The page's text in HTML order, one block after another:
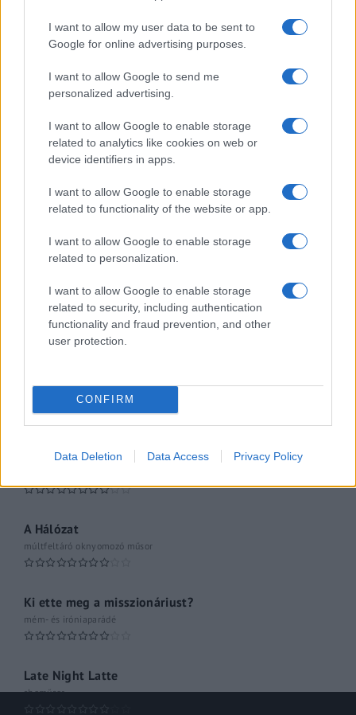
I want to allow my user data to be sent to
Google for online advertising purposes.
I want to allow Google to send me
personalized advertising.
I want to allow Google to enable storage
related to analytics like cookies on web or
device identifiers in apps.
I want to allow Google to enable storage
related to functionality of the website or app.
I want to allow Google to enable storage
related to personalization.
I want to allow Google to enable storage
related to security, including authentication
functionality and fraud prevention, and other
user protection.
CONFIRM
Data Deletion Data Access Privacy Policy
elemző műsor a baloldal hazugságairól Görbe tükör a baloldalról
Számok és tények
elemző műsor a baloldal hazugságairól
Küzdőtér
talk-show
Hópelyhek olvadása
Esti hírshow
Az ügy
Pesti riporter
Kulturális magazin
A riporter
A Hálózat
múltfeltáró oknyomozó műsor
Ki ette meg a misszionáriust?
mém- és iróniaparádé
Late Night Latte
shoműsor